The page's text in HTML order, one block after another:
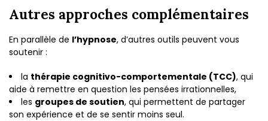
Autres approches complémentaires
En parallèle de l’hypnose, d’autres outils peuvent vous
soutenir :
la thérapie cognitivo-comportementale (TCC), qui
aide à remettre en question les pensées irrationnelles,
les groupes de soutien, qui permettent de partager
son expérience et de se sentir moins seul.